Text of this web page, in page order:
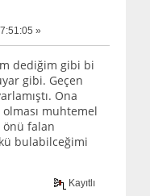
»
dediğim gibi bi
gibi. Geçen
Ona
olması muhtemel
önü falan
bulabilceğimi
Kayıtlı